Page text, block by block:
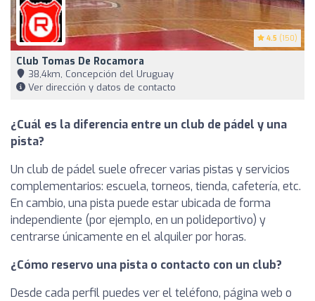
4.5 (150)
Club Tomas De Rocamora
38,4km, Concepción del Uruguay
Ver dirección y datos de contacto
¿Cuál es la diferencia entre un club de pádel y una
pista?
Un club de pádel suele ofrecer varias pistas y servicios
complementarios: escuela, torneos, tienda, cafetería, etc.
En cambio, una pista puede estar ubicada de forma
independiente (por ejemplo, en un polideportivo) y
centrarse únicamente en el alquiler por horas.
¿Cómo reservo una pista o contacto con un club?
Desde cada perfil puedes ver el teléfono, página web o